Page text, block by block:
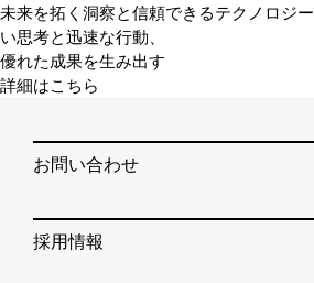
未来を拓く洞察と信頼できるテクノロジー
い思考と迅速な行動、
優れた成果を生み出す
詳細はこちら
お問い合わせ
採用情報